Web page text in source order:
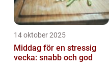
14 oktober 2025
Middag för en stressig
vecka: snabb och god